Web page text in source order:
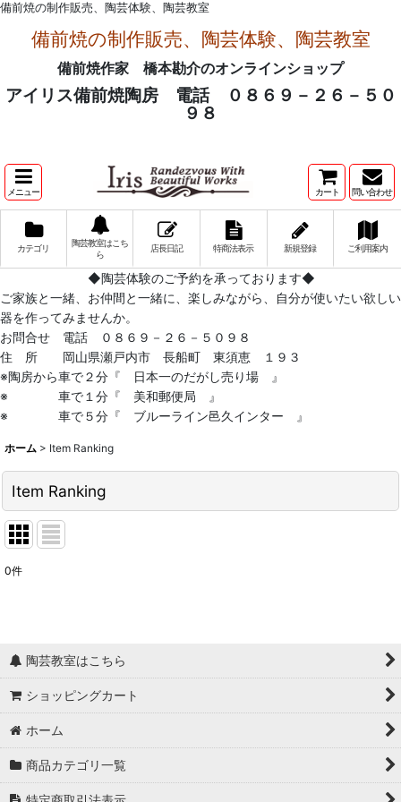
備前焼の制作販売、陶芸体験、陶芸教室
備前焼の制作販売、陶芸体験、陶芸教室
備前焼作家 橋本勘介のオンラインショップ
アイリス備前焼陶房 電話 ０８６９－２６－５０
９８
メニュー カート 問い合わせ
カテゴリ
陶芸教室はこち
ら
店長日記 特商法表示 新規登録 ご利用案内
◆陶芸体験のご予約を承っております◆
ご家族と一緒、お仲間と一緒に、楽しみながら、自分が使いたい欲しい
器を作ってみませんか。
お問合せ 電話 ０８６９－２６－５０９８
住 所 岡山県瀬戸内市 長船町 東須恵 １９３
※陶房から車で２分『 日本一のだがし売り場 』
※ 車で１分『 美和郵便局 』
※ 車で５分『 ブルーライン邑久インター 』
ホーム > Item Ranking
Item Ranking
0件
陶芸教室はこちら
ショッピングカート
ホーム
商品カテゴリ一覧